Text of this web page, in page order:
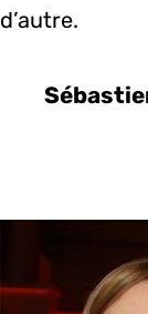
d’autre.